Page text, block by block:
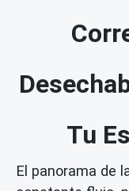
Tu
El panorama de